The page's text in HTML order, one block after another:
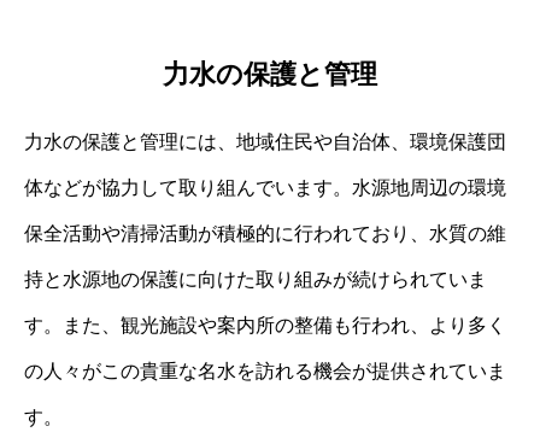
力水の保護と管理
力水の保護と管理には、地域住民や自治体、環境保護団
体などが協力して取り組んでいます。水源地周辺の環境
保全活動や清掃活動が積極的に行われており、水質の維
持と水源地の保護に向けた取り組みが続けられていま
す。また、観光施設や案内所の整備も行われ、より多く
の人々がこの貴重な名水を訪れる機会が提供されていま
す。